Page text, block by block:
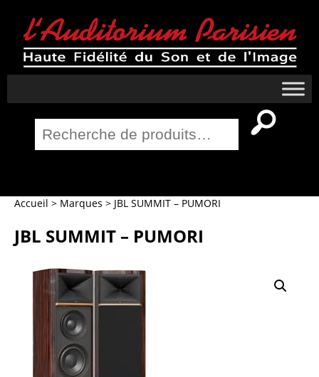
pour :
Accueil > Marques > JBL SUMMIT – PUMORI
JBL SUMMIT – PUMORI